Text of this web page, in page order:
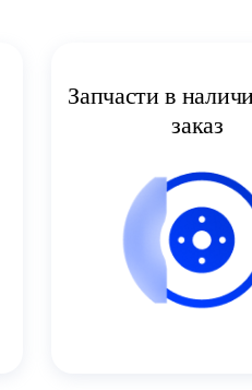
Запчасти в
заказ